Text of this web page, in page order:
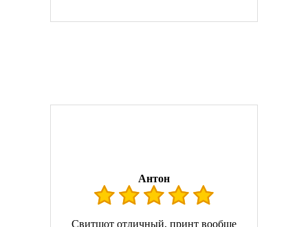
Антон
Свитшот отличный, принт вообще